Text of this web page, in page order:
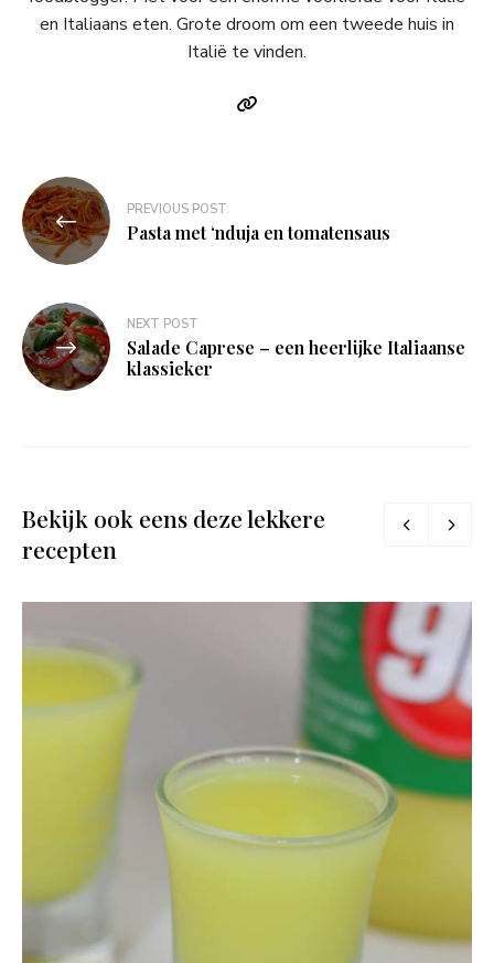
en Italiaans eten. Grote droom om een tweede huis in
Italië te vinden.
Bericht
navigatie
PREVIOUS POST
Pasta met ‘nduja en tomatensaus
NEXT POST
Salade Caprese – een heerlijke Italiaanse
klassieker
Bekijk ook eens deze lekkere
recepten